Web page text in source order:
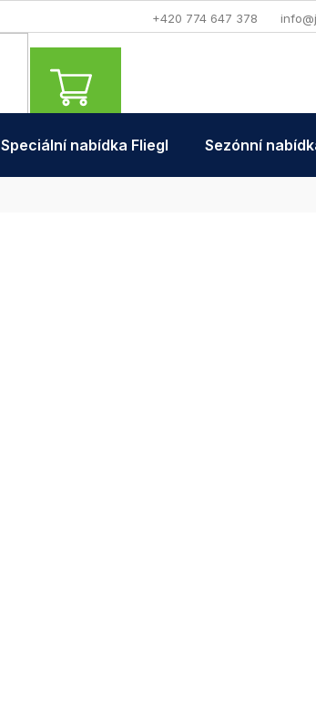
+420 774 647 378
NÁKUPNÍ
KOŠÍK
Speciální nabídka Fliegl Sezónní